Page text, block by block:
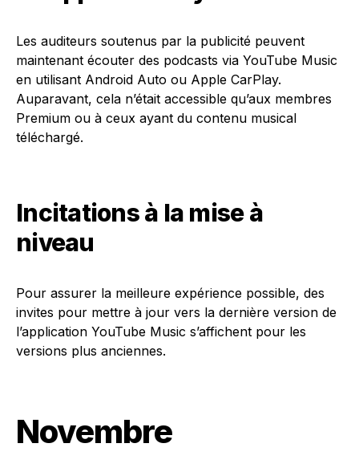
Les auditeurs soutenus par la publicité peuvent
maintenant écouter des podcasts via YouTube Music
en utilisant Android Auto ou Apple CarPlay.
Auparavant, cela n’était accessible qu’aux membres
Premium ou à ceux ayant du contenu musical
téléchargé.
Incitations à la mise à
niveau
Pour assurer la meilleure expérience possible, des
invites pour mettre à jour vers la dernière version de
l’application YouTube Music s’affichent pour les
versions plus anciennes.
Novembre